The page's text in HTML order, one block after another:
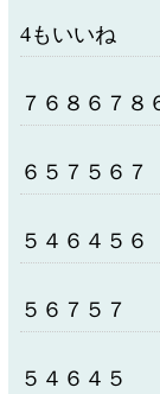
4もいいね
７６８６７８
６５７５６７
５４６４５６
５６７５７
５４６４５